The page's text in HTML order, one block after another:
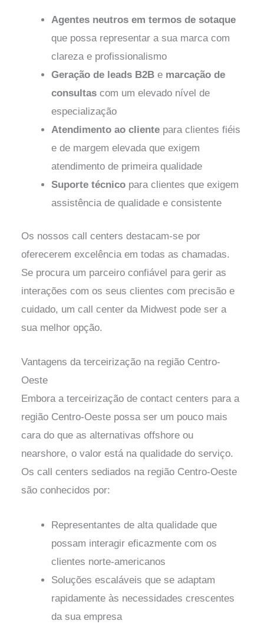
Agentes neutros em termos de sotaque
que possa representar a sua marca com
clareza e profissionalismo
Geração de leads B2B e marcação de
consultas com um elevado nível de
especialização
Atendimento ao cliente para clientes fiéis
e de margem elevada que exigem
atendimento de primeira qualidade
Suporte técnico para clientes que exigem
assistência de qualidade e consistente
Os nossos call centers destacam-se por
oferecerem excelência em todas as chamadas.
Se procura um parceiro confiável para gerir as
interações com os seus clientes com precisão e
cuidado, um call center da Midwest pode ser a
sua melhor opção.
Vantagens da terceirização na região Centro-
Oeste
Embora a terceirização de contact centers para a
região Centro-Oeste possa ser um pouco mais
cara do que as alternativas offshore ou
nearshore, o valor está na qualidade do serviço.
Os call centers sediados na região Centro-Oeste
são conhecidos por:
Representantes de alta qualidade que
possam interagir eficazmente com os
clientes norte-americanos
Soluções escaláveis que se adaptam
rapidamente às necessidades crescentes
da sua empresa